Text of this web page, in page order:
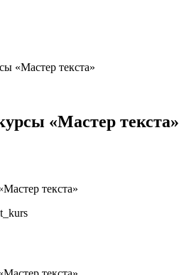
«Мастер текста»
«Мастер текста»